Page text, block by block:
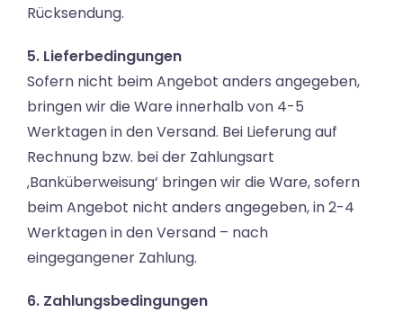
Rücksendung.
5. Lieferbedingungen
Sofern nicht beim Angebot anders angegeben,
bringen wir die Ware innerhalb von 4-5
Werktagen in den Versand. Bei Lieferung auf
Rechnung bzw. bei der Zahlungsart
‚Banküberweisung‘ bringen wir die Ware, sofern
beim Angebot nicht anders angegeben, in 2-4
Werktagen in den Versand – nach
eingegangener Zahlung.
6. Zahlungsbedingungen